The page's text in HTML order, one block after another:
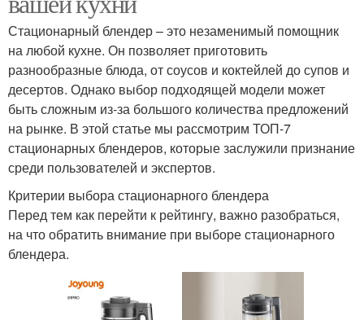
Стационарный блендер – это незаменимый помощник
на любой кухне. Он позволяет приготовить
разнообразные блюда, от соусов и коктейлей до супов и
десертов. Однако выбор подходящей модели может
быть сложным из-за большого количества предложений
на рынке. В этой статье мы рассмотрим ТОП-7
стационарных блендеров, которые заслужили признание
среди пользователей и экспертов.
Критерии выбора стационарного блендера
Перед тем как перейти к рейтингу, важно разобраться,
на что обратить внимание при выборе стационарного
блендера.